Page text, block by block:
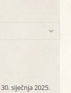
30. siječnja 2025.